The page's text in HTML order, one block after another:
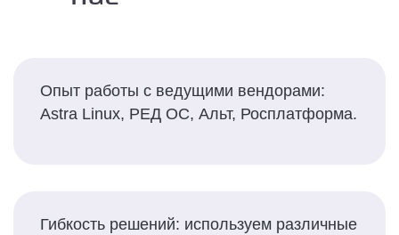
Опыт работы с ведущими вендорами:
Astra Linux, РЕД ОС, Альт, Росплатформа.
Гибкость решений: используем различные